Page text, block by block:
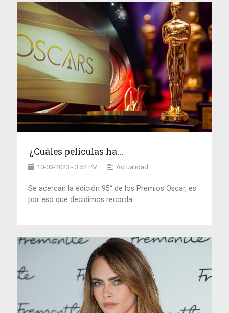
¿Cuáles películas ha...
10-03-2023 - 3:52 PM Actualidad
Se acercan la edición 95° de los Premios Oscar, es
por eso que decidimos recorda...